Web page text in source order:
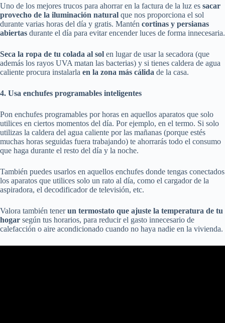
Uno de los mejores trucos para ahorrar en la factura de la luz es sacar
provecho de la iluminación natural que nos proporciona el sol
durante varias horas del día y gratis. Mantén cortinas y persianas
abiertas durante el día para evitar encender luces de forma innecesaria.
Seca la ropa de tu colada al sol en lugar de usar la secadora (que
además los rayos UVA matan las bacterias) y si tienes caldera de agua
caliente procura instalarla en la zona más cálida de la casa.
4. Usa enchufes programables inteligentes
Pon enchufes programables por horas en aquellos aparatos que solo
utilices en ciertos momentos del día. Por ejemplo, en el termo. Si solo
utilizas la caldera del agua caliente por las mañanas (porque estés
muchas horas seguidas fuera trabajando) te ahorrarás todo el consumo
que haga durante el resto del día y la noche.
También puedes usarlos en aquellos enchufes donde tengas conectados
los aparatos que utilices solo un rato al día, como el cargador de la
aspiradora, el decodificador de televisión, etc.
Valora también tenerun termostato que ajuste la temperatura de tu
hogar según tus horarios, para reducir el gasto innecesario de
calefacción o aire acondicionado cuando no haya nadie en la vivienda.